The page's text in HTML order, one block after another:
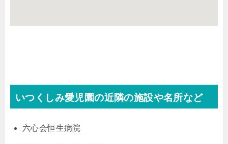
いつくしみ愛児園の近隣の施設や名所など
六心会恒生病院